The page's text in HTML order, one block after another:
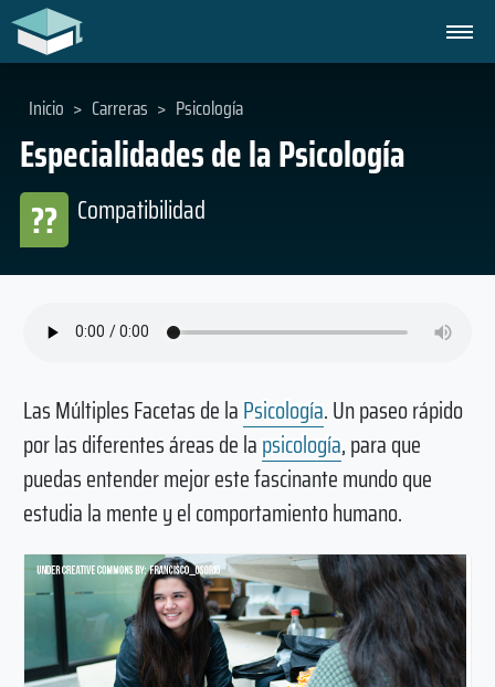
Especialidades de la Psicología
Compatibilidad
??
Inicio > Carreras > Psicología
Las Múltiples Facetas de laPsicología. Un paseo rápido
por las diferentes áreas de lapsicología, para que
puedas entender mejor este fascinante mundo que
estudia la mente y el comportamiento humano.